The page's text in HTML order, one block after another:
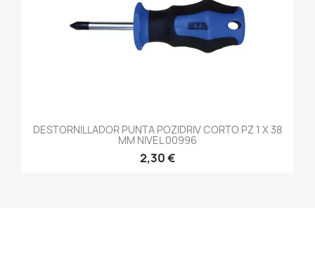
DESTORNILLADOR PUNTA POZIDRIV CORTO PZ 1 X 38
MM NIVEL 00996
2,30 €